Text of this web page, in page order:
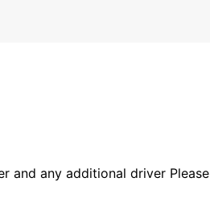
and any additional driver Please